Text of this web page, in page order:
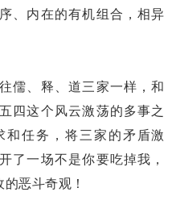
、内在的有机组合，相异
儒、释、道三家一样，和
四这个风云激荡的多事之
任务，将三家的矛盾激
了一场不是你要吃掉我，
恶斗奇观！